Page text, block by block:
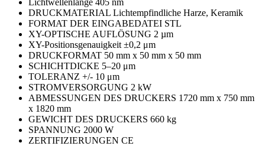
DRUCKMATERIAL Lichtempfindliche Harze, Keramik
FORMAT DER EINGABEDATEI STL
XY-OPTISCHE AUFLÖSUNG 2 µm
XY-Positionsgenauigkeit ±0,2 μm
DRUCKFORMAT 50 mm x 50 mm x 50 mm
SCHICHTDICKE 5–20 μm
TOLERANZ +/- 10 μm
STROMVERSORGUNG 2 kW
ABMESSUNGEN DES DRUCKERS 1720 mm x 750 mm
x 1820 mm
GEWICHT DES DRUCKERS 660 kg
SPANNUNG 2000 W
ZERTIFIZIERUNGEN CE